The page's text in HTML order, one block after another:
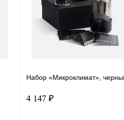
В избранное Под заказ
Набор «Микроклимат»,
4 147 ₽